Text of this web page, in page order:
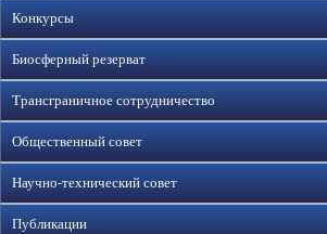
Конкурсы
Биосферный резерват
Трансграничное сотрудничество
Общественный совет
Научно-технический совет
Публикации